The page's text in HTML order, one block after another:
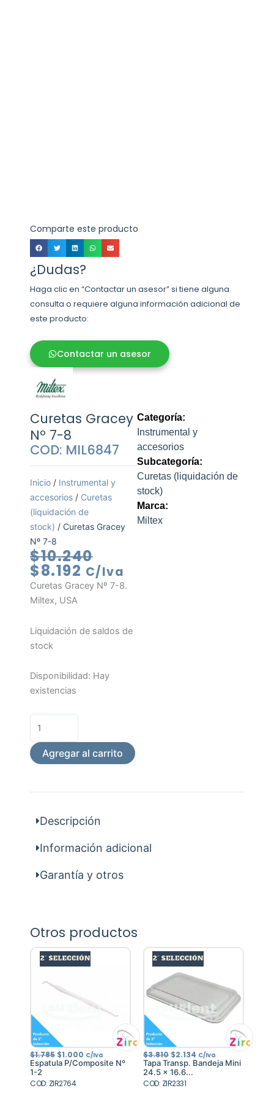
Comparte este producto
¿Dudas?
Haga clic en “Contactar un asesor” si tiene alguna
consulta o requiere alguna información adicional de
este producto:
Contactar un asesor
Curetas Gracey
Nº 7-8
COD: MIL6847
Inicio / Instrumental y
accesorios / Curetas
(liquidación de
stock) / Curetas Gracey
Nº 7-8
$10.240El
precio
original
$8.192
El
precio
actual
C/Iva
Curetas Gracey Nº 7-8.
Miltex, USA
Liquidación de saldos de
stock
Disponibilidad: Hay
existencias
Curetas
Gracey
7-
cantidad
Agregar al carrito
Categoría:
Instrumental y
accesorios
Subcategoría:
Curetas (liquidación de
stock)
Marca:
Miltex
Descripción
Información adicional
Garantía y otros
Otros productos
$1.785 El
precio
original
$1.785.
$1.000 El
precio
actual
C/Iva
Espatula P/Composite Nº
1-2
COD: ZIR2764
$3.810 El
precio
original
era:
$3.810.
$2.134 El
precio
actual
C/Iva
Tapa Transp. Bandeja Mini
24.5 x 16.6...
COD: ZIR2331